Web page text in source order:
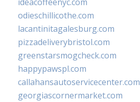
odieschillicothe.com
lacantinitagalesburg.com
pizzadeliverybristol.com
greenstarsmogcheck.com
happypawspl.com
callahansautoservicecenter.com
georgiascornermarket.com